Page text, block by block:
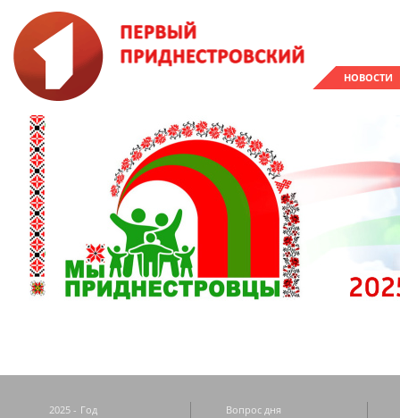
НОВОСТИ
2025 - Год
Вопрос дня